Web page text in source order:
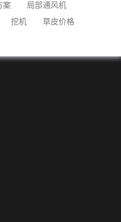
案
局部通风机
挖机
草皮价格